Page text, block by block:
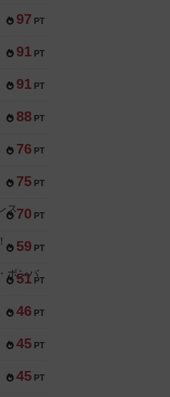
97 PT
91 PT
91 PT
88 PT
76 PT
75 PT
70 PT
59 PT
51 PT
46 PT
45 PT
45 PT